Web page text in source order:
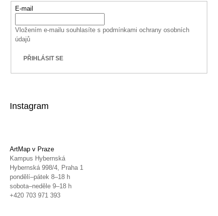
E-mail
Vložením e-mailu souhlasíte s podmínkami ochrany osobních
údajů
PŘIHLÁSIT SE
Instagram
ArtMap v Praze
Kampus Hybernská
Hybernská 998/4, Praha 1
pondělí–pátek 8–18 h
sobota–neděle 9–18 h
+420 703 971 393